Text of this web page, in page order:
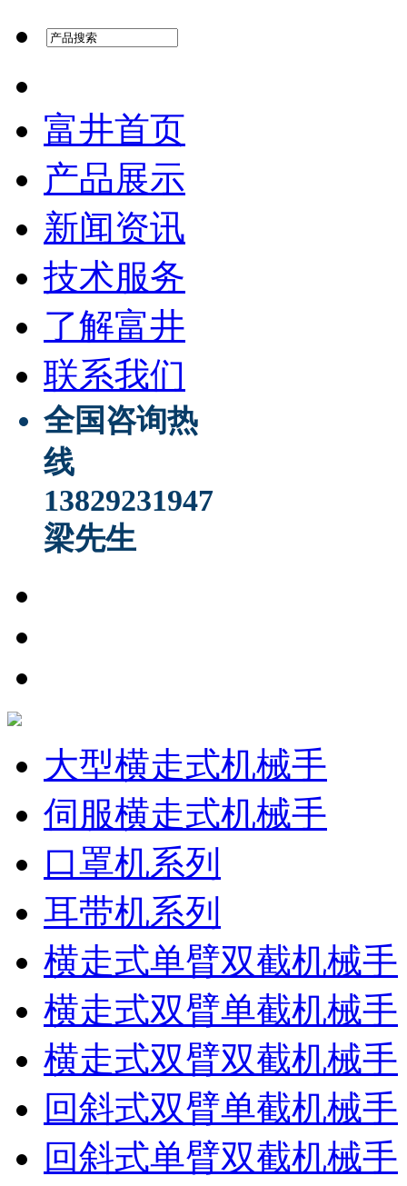
富井首页
产品展示
新闻资讯
技术服务
了解富井
联系我们
全国咨询热
线
13829231947
梁先生
大型横走式机械手
伺服横走式机械手
口罩机系列
耳带机系列
横走式单臂双截机械手
横走式双臂单截机械手
横走式双臂双截机械手
回斜式双臂单截机械手
回斜式单臂双截机械手